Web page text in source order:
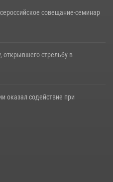
совещание-семинар
стрельбу в
оказал содействие при